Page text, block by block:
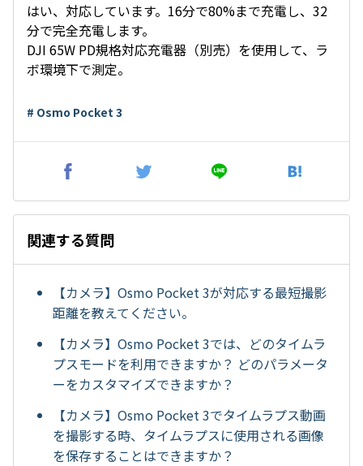
はい、対応しています。16分で80%まで充電し、32
分で完全充電します。
DJI 65W PD規格対応充電器（別売）を使用して、ラ
ボ環境下で測定。
# Osmo Pocket 3
関連する質問
【カメラ】Osmo Pocket 3が対応する最短撮影
距離を教えてください。
【カメラ】Osmo Pocket 3では、どのタイムラ
プスモードを利用できますか？ どのパラメータ
ーをカスタマイズできますか？
【カメラ】Osmo Pocket 3でタイムラプス動画
を撮影する時、タイムラプスに使用される画像
を保存することはできますか？